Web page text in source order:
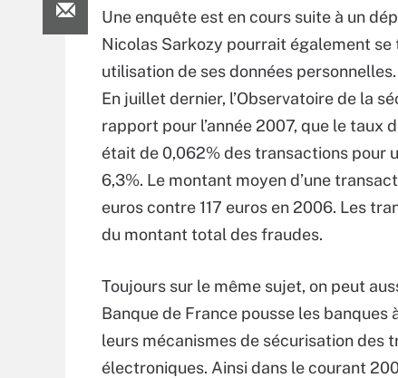
Une enquête est en cours suite à un
Nicolas Sarkozy pourrait également se
utilisation de ses données personnelles.
En juillet dernier, l’Observatoire de la
rapport pour l’année 2007, que le
était de 0,062% des transactions pour
6,3%. Le montant moyen d’une
euros contre 117 euros en 2006. Les
du montant total des fraudes.
Toujours sur le même sujet, on peut
Banque de France pousse les banques
leurs mécanismes de sécurisation des
électroniques. Ainsi dans le courant